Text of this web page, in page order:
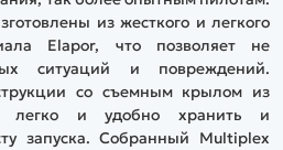
из жесткого и легкого
Elapor, что позволяет не
ситуаций и повреждений.
со съемным крылом из
легко и удобно хранить и
запуска. Собранный Multiplex